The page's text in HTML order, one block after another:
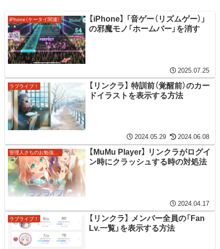
iPhone（ケータイ関連）
【iPhone】 「音ゲー（リズムゲー）」
の邪魔モノ「ホームバー」を消す
2025.07.25
ラブライブ！
【リンクラ】 特訓前（覚醒前）のカー
ドイラストを表示する方法
2024.05.29 2024.06.08
【MuMu Player】 リンクラがログイ
ン時にクラッシュする時の対処法
2024.04.17
ラブライブ！
【リンクラ】 メンバー全員の「Fan
Lv.一覧」を表示する方法